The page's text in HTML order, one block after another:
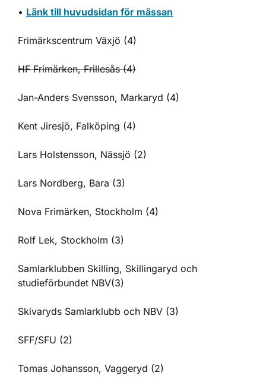
• Länk till huvudsidan för mässan
Frimärkscentrum Växjö (4)
HF Frimärken, Frillesås (4)
Jan-Anders Svensson, Markaryd (4)
Kent Jiresjö, Falköping (4)
Lars Holstensson, Nässjö (2)
Lars Nordberg, Bara (3)
Nova Frimärken, Stockholm (4)
Rolf Lek, Stockholm (3)
Samlarklubben Skilling, Skillingaryd och
studieförbundet NBV(3)
Skivaryds Samlarklubb och NBV (3)
SFF/SFU (2)
Tomas Johansson, Vaggeryd (2)